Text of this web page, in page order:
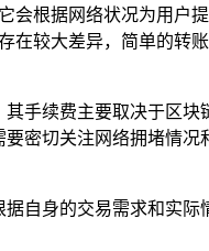
会根据网络状况为用户
在较大差异，简单的转
手续费主要取决于区
密切关注网络拥堵情
自身的交易需求和实